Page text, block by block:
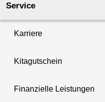
Service
Karriere
Kitagutschein
Finanzielle Leistungen